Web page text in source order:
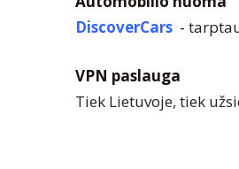
DiscoverCars -
VPN paslauga
Tiek Lietuvoje, tiek